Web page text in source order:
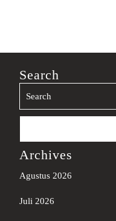
Search
Search
Archives
Agustus 2026
Juli 2026